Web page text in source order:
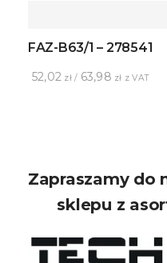
FAZ-B63/1 – 278541
52,02 zł / 63,98 zł z VAT
Zapraszamy do
sklepu z